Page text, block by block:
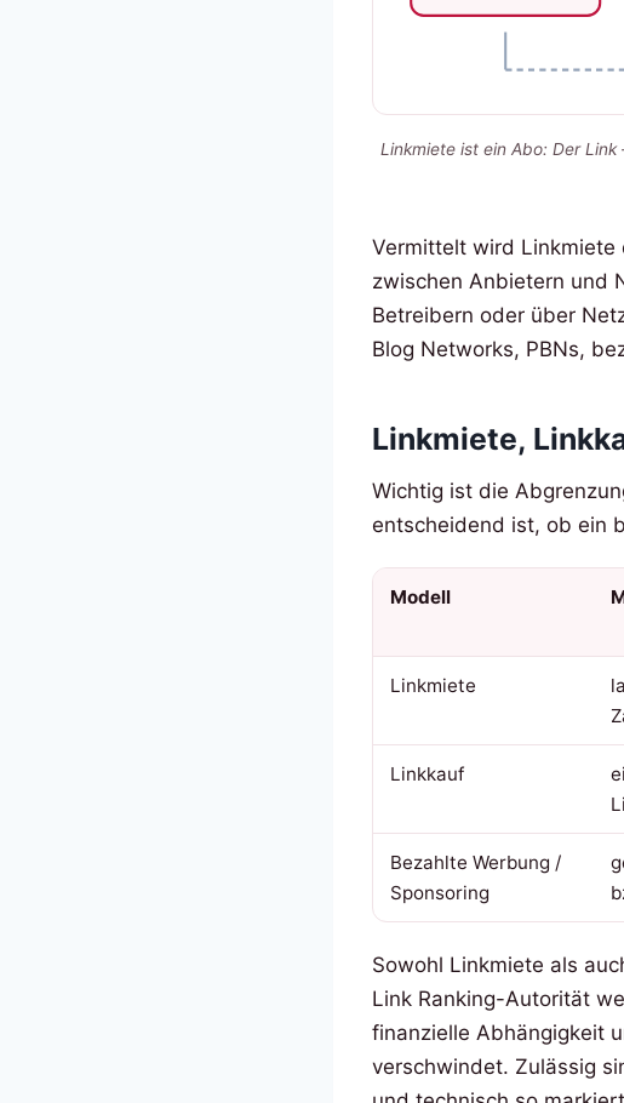
Linkmiete ist ein Abo: Der
Vermittelt wird Linkmiete
zwischen Anbietern und
Betreibern oder über
Blog Networks, PBNs,
Linkmiete,
Wichtig ist die
entscheidend ist, ob ein
Modell
Linkmiete
Linkkauf
Bezahlte Werbung /
Sponsoring
Sowohl Linkmiete als
Link Ranking-Autorität
finanzielle Abhängigkeit
verschwindet. Zulässig